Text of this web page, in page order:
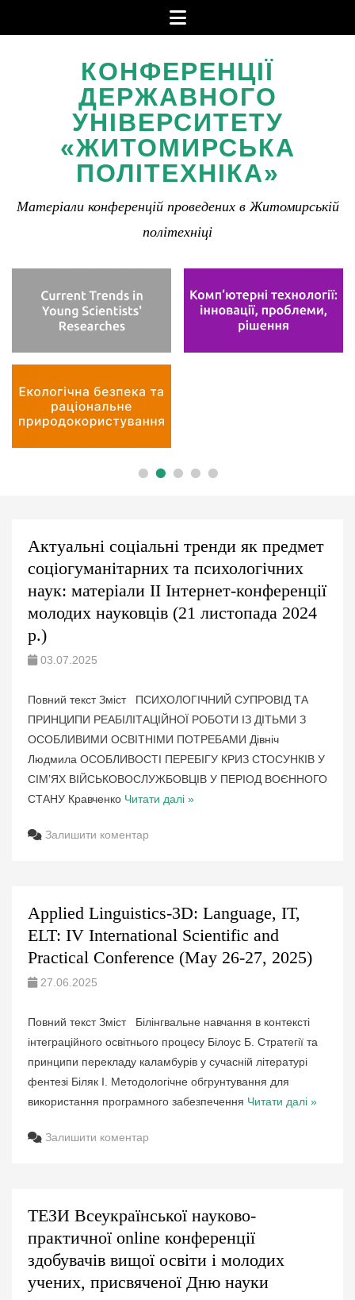
Menu
КОНФЕРЕНЦІЇ
ДЕРЖАВНОГО
УНІВЕРСИТЕТУ
«ЖИТОМИРСЬКА
ПОЛІТЕХНІКА»
Матеріали конференцій проведених в Житомирській
політехніці
•••••
Актуальні соціальні тренди як предмет
соціогуманітарних та психологічних
наук: матеріали ІІ Інтернет-конференції
молодих науковців (21 листопада 2024
р.)
03.07.2025
Повний текст Зміст ПСИХОЛОГІЧНИЙ СУПРОВІД ТА
ПРИНЦИПИ РЕАБІЛІТАЦІЙНОЇ РОБОТИ ІЗ ДІТЬМИ З
ОСОБЛИВИМИ ОСВІТНІМИ ПОТРЕБАМИ Дівніч
Людмила ОСОБЛИВОСТІ ПЕРЕБІГУ КРИЗ СТОСУНКІВ У
СІМ’ЯХ ВІЙСЬКОВОСЛУЖБОВЦІВ У ПЕРІОД ВОЄННОГО
СТАНУ Кравченко Читати далі »
Залишити коментар
Applied Linguistics-3D: Language, IT,
ELT: IV International Scientific and
Practical Conference (May 26-27, 2025)
27.06.2025
Повний текст Зміст Білінгвальне навчання в контексті
інтеграційного освітнього процесу Білоус Б. Стратегії та
принципи перекладу каламбурів у сучасній літературі
фентезі Біляк І. Методологічне обгрунтування для
використання програмного забезпечення Читати далі »
Залишити коментар
ТЕЗИ Всеукраїнської науково-
практичної online конференції
здобувачів вищої освіти і молодих
учених, присвяченої Дню науки